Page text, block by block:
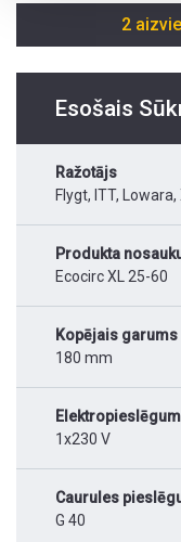
2
Esošais
Ražotājs
Flygt, ITT,
Produkta
Ecocirc XL 25-60
Kopējais garums
180 mm
1x230 V
Caurules
G 40